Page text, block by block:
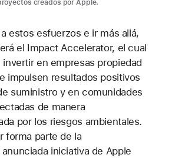
creados por Apple.
estos esfuerzos e ir más allá,
el Impact Accelerator, el cual
en empresas propiedad
impulsen resultados positivos
suministro y en comunidades
de manera
por los riesgos ambientales.
forma parte de la
iniciativa de Apple